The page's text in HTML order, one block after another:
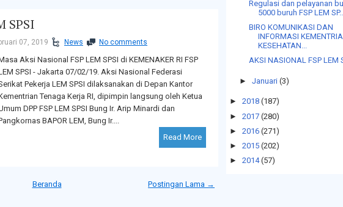
SPSI
07, 2019 News No comments
Aksi Nasional FSP LEM SPSI di KEMENAKER RI FSP
SPSI - Jakarta 07/02/19. Aksi Nasional Federasi
Pekerja LEM SPSI dilaksanakan di Depan Kantor
Tenaga Kerja RI, dipimpin langsung oleh Ketua
DPP FSP LEM SPSI Bung Ir. Arip Minardi dan
BAPOR LEM, Bung Ir....
Read More
Postingan Lama →
Beranda
Regulasi dan pelayanan
5000 buruh FSP LEM
BIRO KOMUNIKASI DAN
INFORMASI
KESEHATAN...
AKSI NASIONAL FSP LEM
► Januari (3)
► 2018 (187)
► 2017 (280)
► 2016 (271)
► 2015 (202)
► 2014 (57)